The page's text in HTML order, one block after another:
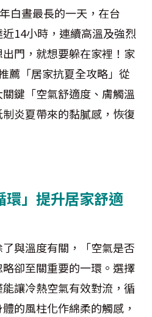
白晝最長的一天，在台
14小時，連續高溫及強烈
門，就想要躲在家裡！家
薦「居家抗夏全攻略」從
鍵「空氣舒適度、膚觸溫
炎夏帶來的黏膩感，恢復
環」提升居家舒適
與溫度有關，「空氣是否
卻至關重要的一環。選擇
讓冷熱空氣有效對流，循
的風柱化作綿柔的觸感，